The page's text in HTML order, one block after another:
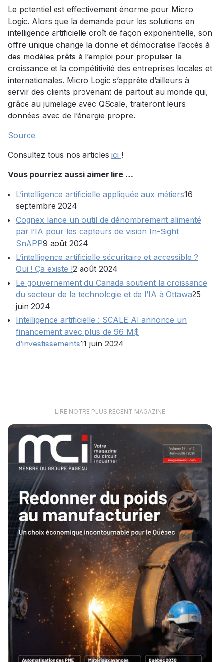
Le potentiel est effectivement énorme pour Micro
Logic. Alors que la demande pour les solutions en
intelligence artificielle croît de façon exponentielle, son
offre unique change la donne et démocratise l’accès à
des modèles prêts à l’emploi pour propulser la
croissance et la compétitivité des entreprises locales et
internationales. Micro Logic s’apprête d’ailleurs à
servir des clients provenant de partout au monde qui,
grâce au jumelage avec QScale, traiteront leurs
données avec de l’énergie propre.
Source
Consultez tous nos articles ici !
Vous pourriez aussi aimer lire …
L’intelligence artificielle appliquée aux métiers16
septembre 2024
Cognex lance un outil de dénombrement alimenté
par l’IA pour les capteurs de vision In-Sight
SnAPP9 août 2024
L’intelligence artificielle sécuritaire et accessible ?
Oui ! Ça existe !2 août 2024
Le gouvernement du Canada soutient la croissance
du secteur de la technologie et de l’IA à Ottawa25
juin 2024
Intelligence artificielle : SCALE AI annonce un
financement avec plus de 96 M$
d’investissements11 juin 2024
LIRE NOTRE PLUS RÉCENT MAGAZINE